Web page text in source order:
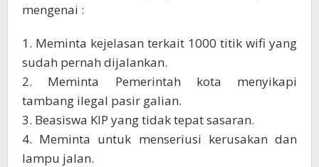
mengenai :
1. Meminta kejelasan terkait 1000 titik wifi yang
sudah pernah dijalankan.
2. Meminta Pemerintah kota menyikapi
tambang ilegal pasir galian.
3. Beasiswa KIP yang tidak tepat sasaran.
4. Meminta untuk menseriusi kerusakan dan
lampu jalan.